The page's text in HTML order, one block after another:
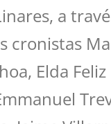
a
cronistas
Elda Feliz